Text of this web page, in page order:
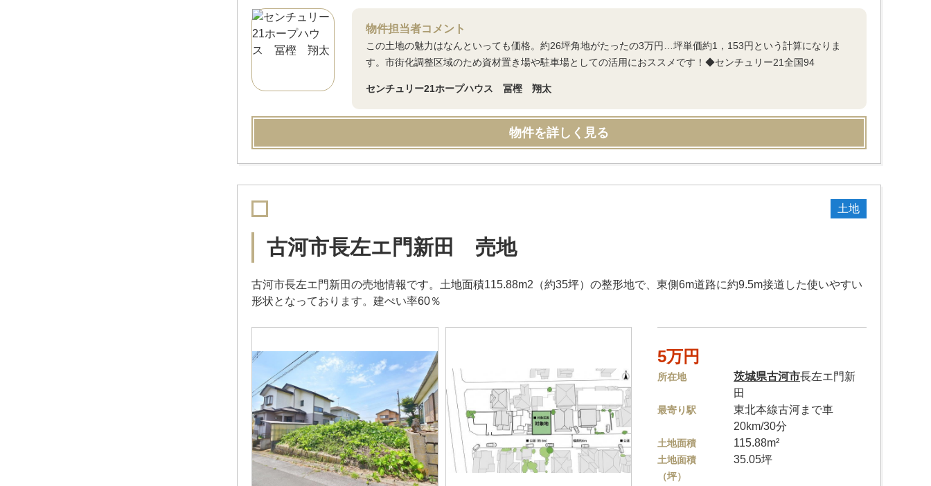
物件担当者コメント
この土地の魅力はなんといっても価格。約26坪角地がたったの3万円…坪単価約1，153円という計算になりま
す。市街化調整区域のため資材置き場や駐車場としての活用におススメです！◆センチュリー21全国94
センチュリー21ホープハウス 冨樫 翔太
物件を詳しく見る
土地
古河市長左エ門新田 売地
古河市長左エ門新田の売地情報です。土地面積115.88m2（約35坪）の整形地で、東側6m道路に約9.5m接道した使いやすい
形状となっております。建ぺい率60％
5万円
所在地 茨城県古河市長左エ門新
田
最寄り駅
東北本線古河まで車
20km/30分
土地面積 115.88m²
土地面積
（坪）
35.05坪